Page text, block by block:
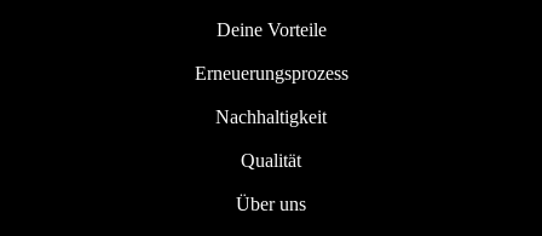
Deine Vorteile
Erneuerungsprozess
Nachhaltigkeit
Qualität
Über uns